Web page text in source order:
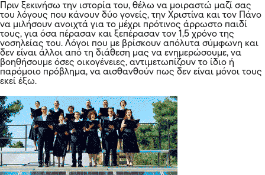
Πριν ξεκινήσω την ιστορία του, θέλω να μοιραστώ μαζί σας
του λόγους που κάνουν δύο γονείς, την Χριστίνα και τον Πάνο
να μιλήσουν ανοιχτά για το μέχρι πρότινος άρρωστο παιδί
τους, για όσα πέρασαν και ξεπέρασαν τον 1,5 χρόνο της
νοσηλείας του. Λόγοι που με βρίσκουν απόλυτα σύμφωνη και
δεν είναι άλλοι από τη διάθεση μας να ενημερώσουμε, να
βοηθήσουμε όσες οικογένειες, αντιμετωπίζουν το ίδιο ή
παρόμοιο πρόβλημα, να αισθανθούν πως δεν είναι μόνοι τους
εκεί έξω.